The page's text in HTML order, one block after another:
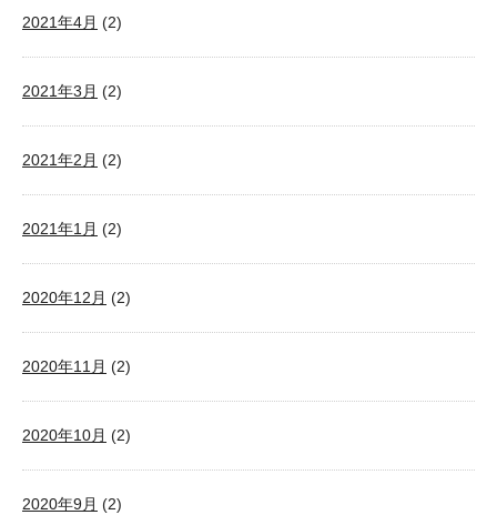
2021年4月 (2)
2021年3月 (2)
2021年2月 (2)
2021年1月 (2)
2020年12月 (2)
2020年11月 (2)
2020年10月 (2)
2020年9月 (2)